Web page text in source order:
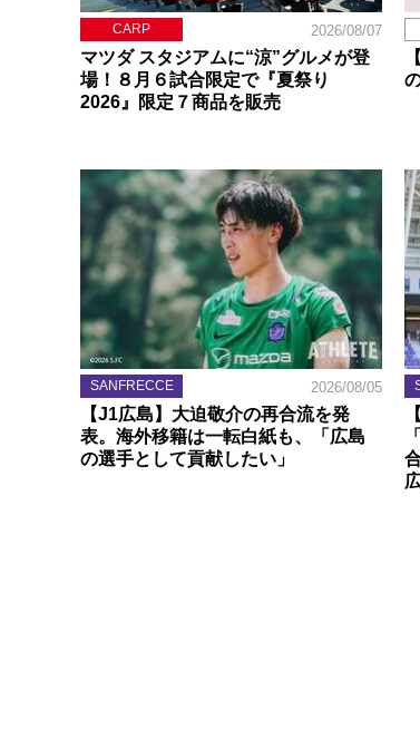
CARP 2026/08/07
マツダ スタジアムに“涼”グルメが登
場！８月６試合限定で『夏祭り
2026』限定７商品を販売
SANFRECCE 2026/08/05
【J1広島】大迫敬介の再合流を発
表。海外移籍は一転白紙も、「広島
の選手として貢献したい」